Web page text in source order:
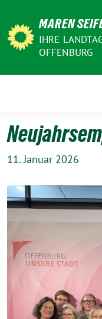
zum
Inhalt
MAREN
IHRE
OFFENBURG
11. Januar 2026